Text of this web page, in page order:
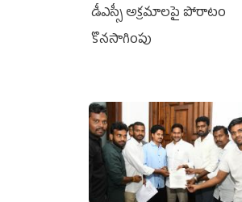
డీఎస్సీ అక్రమాలపై పోరాటం
కొనసాగింపు